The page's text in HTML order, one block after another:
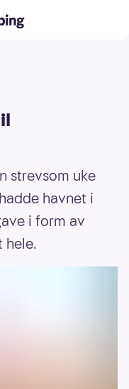
strevsom uke
havnet i
i form av
hele.